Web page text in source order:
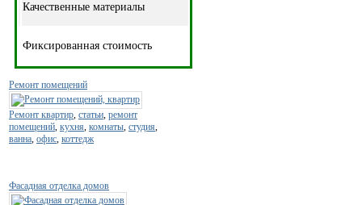
Качественные материалы
Фиксированная стоимость
Ремонт помещений
Ремонт квартир, статьи, ремонт
помещений, кухня, комнаты, студия,
ванна, офис, коттедж
Фасадная отделка домов